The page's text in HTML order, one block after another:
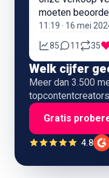
moeten
11:19 · 16 mei
85 11 35
Welk cijfer
Meer dan 3.500
Gratis
4.8